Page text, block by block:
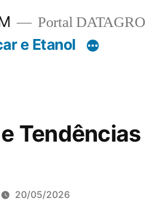
Portal DATAGRO
e Etanol
Tendências
20/05/2026